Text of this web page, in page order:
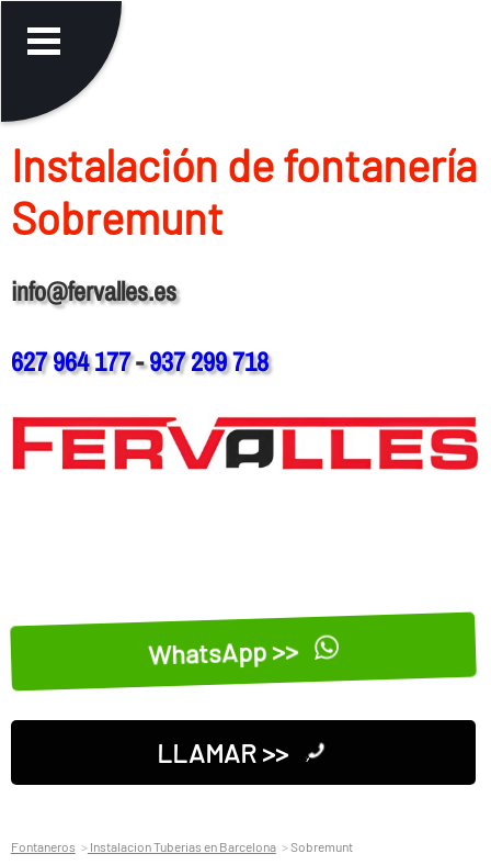
Instalación de fontanerí­a
Sobremunt
info@fervalles.es
627 964 177-937 299 718
WhatsApp >>
LLAMAR >>
Fontaneros Instalacion Tuberias en Barcelona Sobremunt